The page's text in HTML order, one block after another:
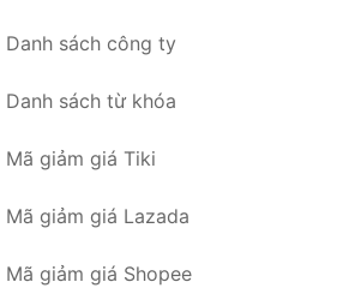
Danh sách công ty
Danh sách từ khóa
Mã giảm giá Tiki
Mã giảm giá Lazada
Mã giảm giá Shopee